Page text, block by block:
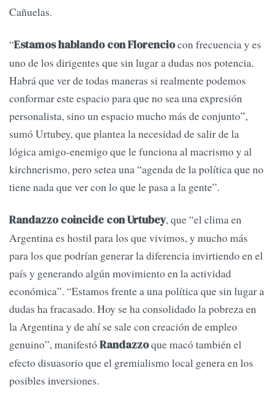
Cañuelas.
“Estamos hablando con Florenciocon frecuencia y es
uno de los dirigentes que sin lugar a dudas nos potencia.
Habrá que ver de todas maneras si realmente podemos
conformar este espacio para que no sea una expresión
personalista, sino un espacio mucho más de conjunto”,
sumó Urtubey, que plantea la necesidad de salir de la
lógica amigo-enemigo que le funciona al macrismo y al
kirchnerismo, pero setea una “agenda de la política que no
tiene nada que ver con lo que le pasa a la gente”.
Randazzo coincide con Urtubey, que “el clima en
Argentina es hostil para los que vivimos, y mucho más
para los que podrían generar la diferencia invirtiendo en el
país y generando algún movimiento en la actividad
económica”. “Estamos frente a una política que sin lugar a
dudas ha fracasado. Hoy se ha consolidado la pobreza en
la Argentina y de ahí se sale con creación de empleo
genuino”, manifestóRandazzoque macó también el
efecto disuasorio que el gremialismo local genera en los
posibles inversiones.